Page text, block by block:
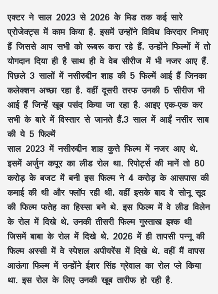
एक्टर ने साल 2023 से 2026 के मिड तक कई सारे
प्रोजेक्ट्स में काम किया है. इसमें उन्होंने विविध किरदार निभाए
हैं जिससे आप सभी को रूबरू करा रहे हैं. उन्होंने फिल्मों में तो
योगदान दिया ही है साथ ही वे वेब सीरीज में भी नजर आए हैं.
पिछले 3 सालों में नसीरुद्दीन शाह की 5 फिल्में आई हैं जिनका
कलेक्शन अच्छा रहा है. वहीं दूसरी तरफ उनकी 5 सीरीज भी
आई हैं जिन्हें खूब पसंद किया जा रहा है. आइए एक-एक कर
सभी के बारे में विस्तार से जानते हैं.3 साल में आईं नसीर साब
की ये 5 फिल्में
साल 2023 में नसीरुद्दीन शाह कुत्ते फिल्म में नजर आए थे.
इसमें अर्जुन कपूर का लीड रोल था. रिपोर्ट्स की मानें तो 80
करोड़ के बजट में बनी इस फिल्म ने 4 करोड़ के आसपास की
कमाई की थी और फ्लॉप रही थी. वहीं इसके बाद वे सोनू सूद
की फिल्म फतेह का हिस्सा बने थे. इस फिल्म में वे लीड विलेन
के रोल में दिखे थे. उनकी तीसरी फिल्म गुस्ताख इश्क थी
जिसमें बाबा के रोल में दिखे थे. 2026 में ही तापसी पन्नू की
फिल्म अस्सी में वे स्पेशल अपीयरेंस में दिखे थे. वहीं मैं वापस
आऊंगा फिल्म में उन्होंने ईशर सिंह ग्रेवाल का रोल प्ले किया
था. इस रोल के लिए उनकी खूब तारीफ हो रही है.